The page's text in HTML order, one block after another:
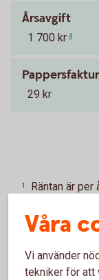
Årsavgift
1 700 kr 4
29 kr
1 Räntan är per
2 Effektiv ränta
3
För kunder
årsavgift på
Våra
Vi använder
tekniker för att